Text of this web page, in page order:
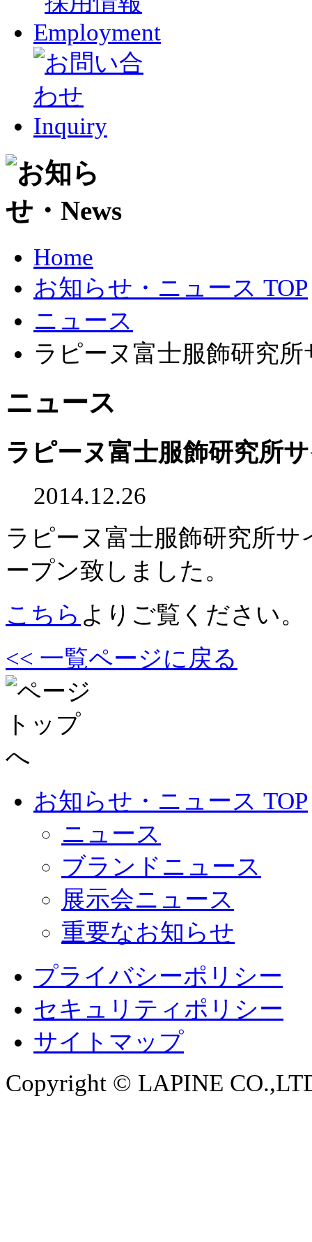
Home
お知らせ・ニュース TOP
ニュース
ラピーヌ富士服飾研究
ニュース
ラピーヌ富士服飾研究所
2014.12.26
ラピーヌ富士服飾研究所サ
ープン致しました。
こちら よりご覧ください。
<< 一覧ページに戻る
お知らせ・ニュース TOP
ニュース
ブランドニュース
展示会ニュース
重要なお知らせ
プライバシーポリシー
セキュリティポリシー
サイトマップ
Copyright © LAPINE